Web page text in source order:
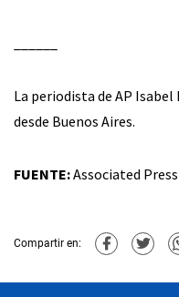
La periodista de AP
desde Buenos Aires.
FUENTE:Associated Press
Compartir en: